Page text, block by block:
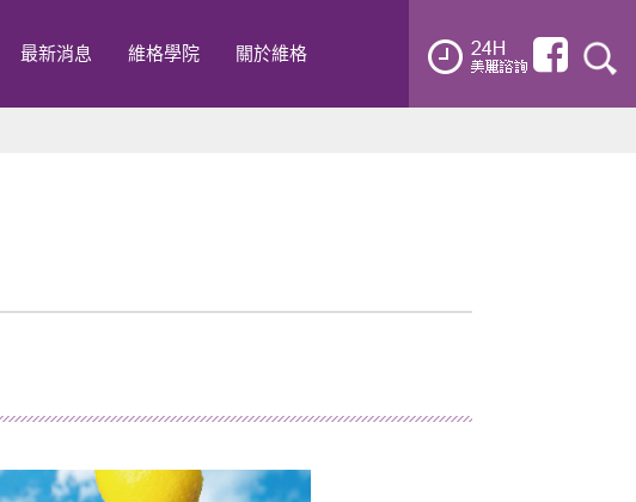
最新消息 維格學院 關於維格